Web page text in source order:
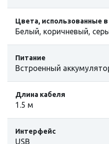
Цвета, использованные
Белый, коричневый,
Питание
Встроенный
Длина кабеля
1.5 м
Интерфейс
USB